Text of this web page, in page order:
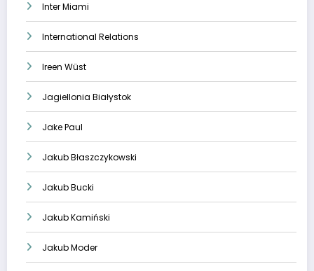
Inter Miami
International Relations
Ireen Wüst
Jagiellonia Białystok
Jake Paul
Jakub Błaszczykowski
Jakub Bucki
Jakub Kamiński
Jakub Moder